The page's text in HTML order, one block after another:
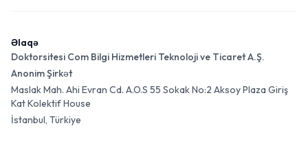
Əlaqə
Doktorsitesi Com Bilgi Hizmetleri Teknoloji ve Ticaret A.Ş.
Anonim Şirkət
Maslak Mah. Ahi Evran Cd. A.O.S 55 Sokak No:2 Aksoy Plaza Giriş
Kat Kolektif House
İstanbul, Türkiye